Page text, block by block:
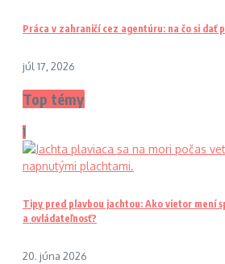
Práca v zahraničí cez agentúru: na čo si dať
júl 17, 2026
Top témy
1
Tipy pred plavbou jachtou: Ako vietor mení
a ovládateľnosť?
20. júna 2026